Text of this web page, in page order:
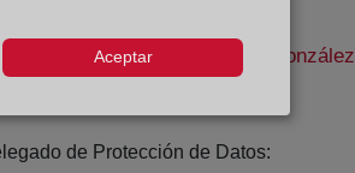
Fernando Pedro Méndez González
de Protección de Datos:
Aceptar